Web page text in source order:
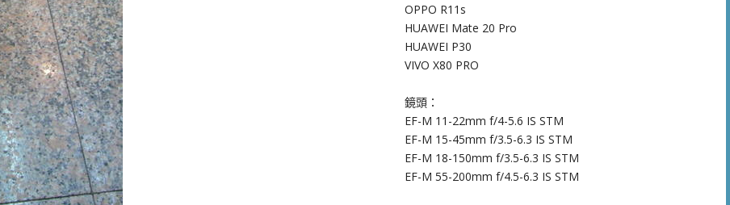
OPPO R11s
HUAWEI Mate 20 Pro
HUAWEI P30
VIVO X80 PRO
鏡頭：
EF-M 11-22mm f/4-5.6 IS STM
EF-M 15-45mm f/3.5-6.3 IS STM
EF-M 18-150mm f/3.5-6.3 IS STM
EF-M 55-200mm f/4.5-6.3 IS STM